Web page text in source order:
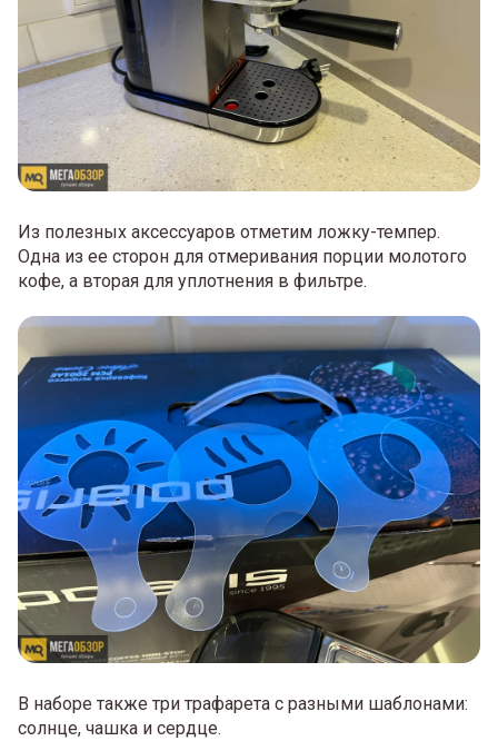
Из полезных аксессуаров отметим ложку-темпер.
Одна из ее сторон для отмеривания порции молотого
кофе, а вторая для уплотнения в фильтре.
В наборе также три трафарета с разными шаблонами:
солнце, чашка и сердце.